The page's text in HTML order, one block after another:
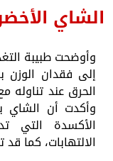
الشاي
وأوضحت طبيبة
إلى فقدان الوزن
الحرق عند
وأكدت أن الشاي
الأكسدة التي
الالتهابات، كما